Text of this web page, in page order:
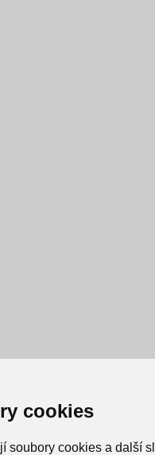
cookies
soubory cookies a další